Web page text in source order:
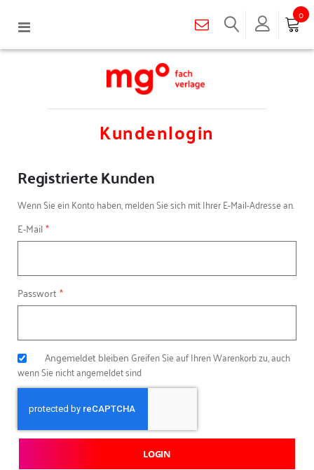
Navigation
0
Kundenlogin
Registrierte Kunden
Wenn Sie ein Konto haben, melden Sie sich mit Ihrer E-Mail-Adresse an.
E-Mail
Passwort
Angemeldet bleiben Greifen Sie auf Ihren Warenkorb zu, auch
wenn Sie nicht angemeldet sind
LOGIN